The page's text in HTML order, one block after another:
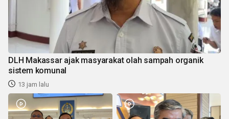
DLH Makassar ajak masyarakat olah sampah organik
sistem komunal
13 jam lalu